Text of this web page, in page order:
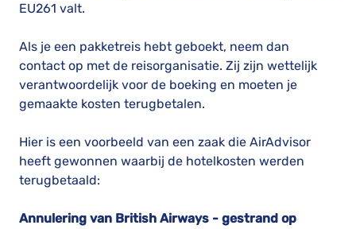
EU261 valt.
Als je een pakketreis hebt geboekt, neem dan
contact op met de reisorganisatie. Zij zijn wettelijk
verantwoordelijk voor de boeking en moeten je
gemaakte kosten terugbetalen.
Hier is een voorbeeld van een zaak die AirAdvisor
heeft gewonnen waarbij de hotelkosten werden
terugbetaald:
Annulering van British Airways - gestrand op